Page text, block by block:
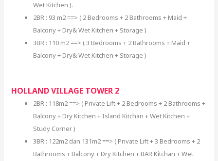
Wet Kitchen ).
2BR : 93 m2 ==> ( 2 Bedrooms + 2 Bathrooms + Maid +
Balcony + Dry& Wet Kitchen + Storage )
3BR : 110 m2 ==> ( 3 Bedrooms + 2 Bathrooms + Maid +
Balcony + Dry& Wet Kitchen + Storage )
HOLLAND VILLAGE TOWER 2
2BR : 118m2 ==> ( Private Lift + 2 Bedrooms + 2 Bathrooms +
Balcony + Dry Kitchen + Island Kitchan + Wet Kitchen +
Study Corner )
3BR : 122m2 dan 131m2 ==> ( Private Lift + 3 Bedrooms + 2
Bathrooms + Balcony + Dry Kitchen + BAR Kitchan + Wet